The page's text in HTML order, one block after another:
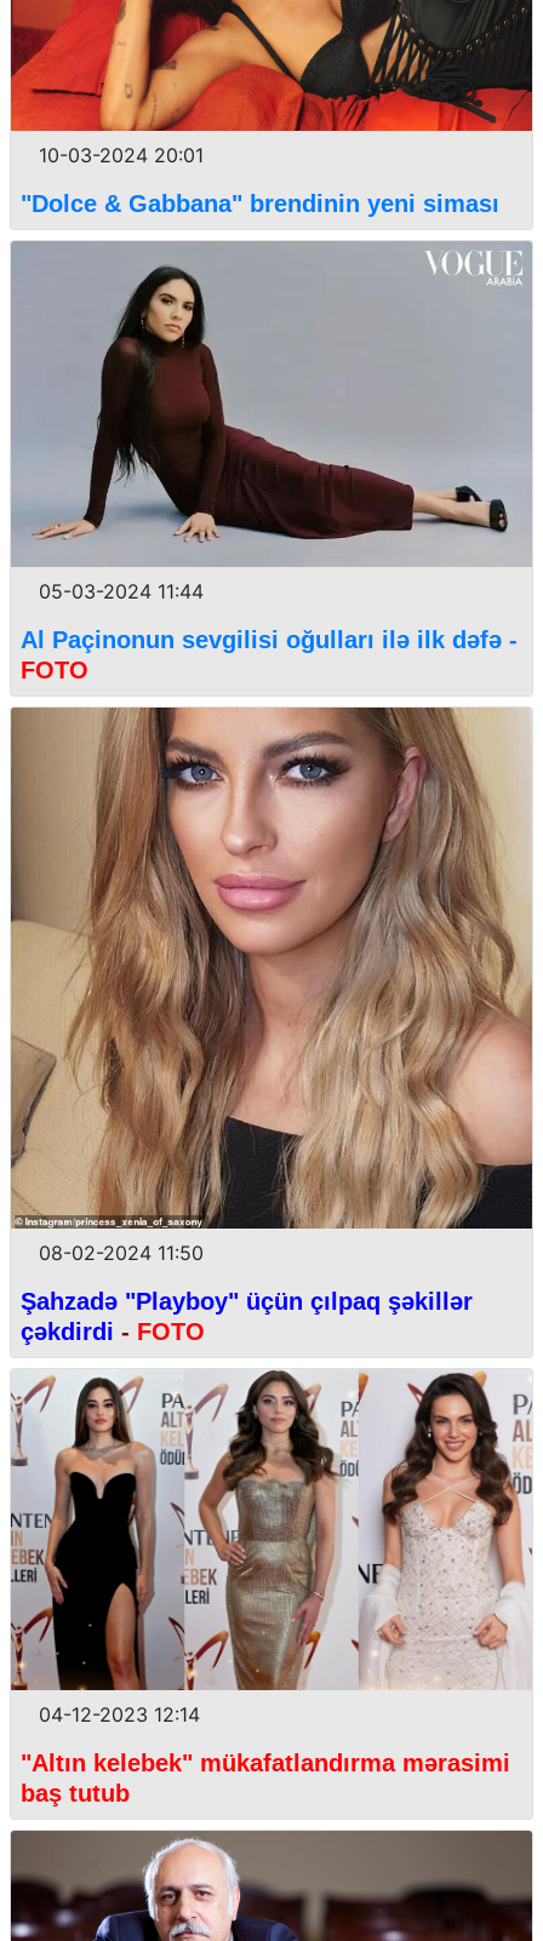
10-03-2024 20:01
"Dolce & Gabbana" brendinin yeni siması
05-03-2024 11:44
Al Paçinonun sevgilisi oğulları ilə ilk dəfə -
FOTO
08-02-2024 11:50
Şahzadə "Playboy" üçün çılpaq şəkillər
çəkdirdi - FOTO
04-12-2023 12:14
"Altın kelebek" mükafatlandırma mərasimi
baş tutub